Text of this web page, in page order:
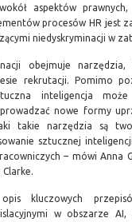
aspektów
procesów HR jest
niedyskryminacji w
obejmuje narzędzia,
rekrutacji. Pomimo
inteligencja
nowe formy
takie narzędzia są
sztucznej
– mówi Anna
kluczowych
w obszarze